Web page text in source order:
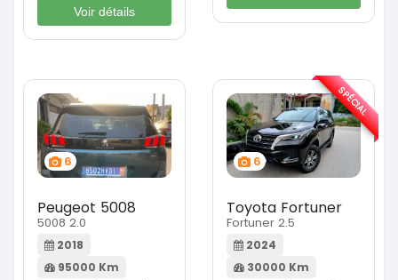
Voir détails
6
Peugeot 5008
5008 2.0
2018
95000 Km
6
Toyota Fortuner
Fortuner 2.5
2024
30000 Km
SPÉCIAL